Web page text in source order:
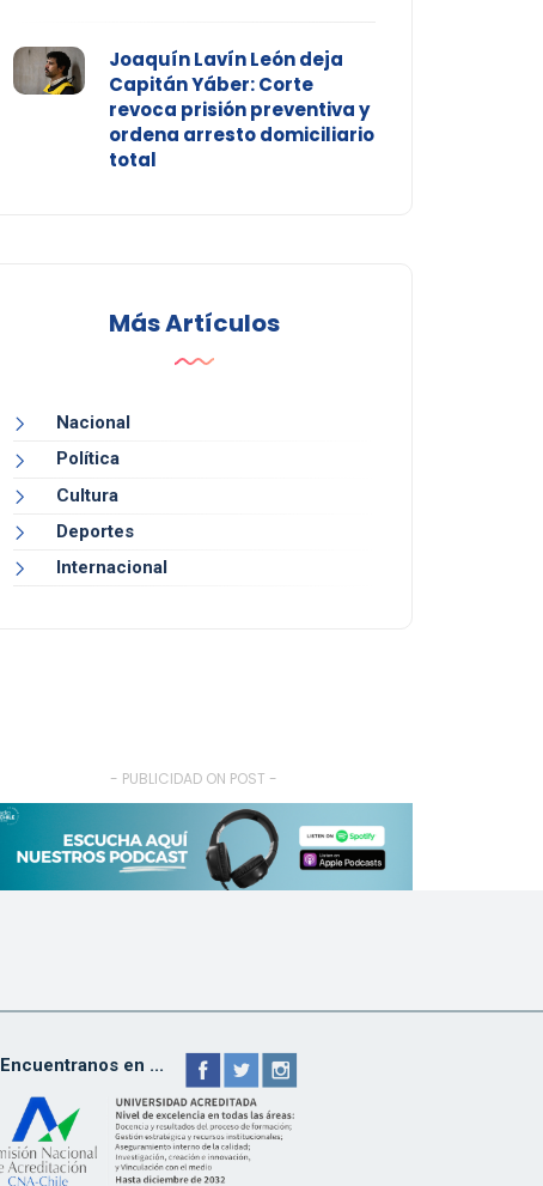
Joaquín Lavín León deja
Capitán Yáber: Corte
revoca prisión preventiva y
ordena arresto domiciliario
total
Más Artículos
Nacional
Política
Cultura
Deportes
Internacional
- PUBLICIDAD ON POST -
Encuentranos en ...